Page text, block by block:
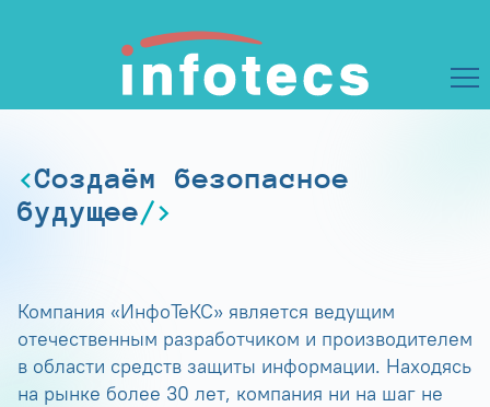
Создаём безопасное
будущее
Компания «ИнфоТеКС» является ведущим
отечественным разработчиком и производителем
в области средств защиты информации. Находясь
на рынке более 30 лет, компания ни на шаг не